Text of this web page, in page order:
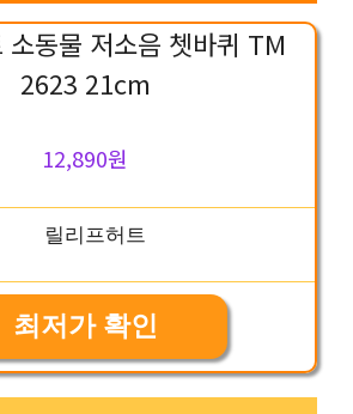
소동물 저소음 쳇바퀴 TM
2623 21cm
12,890원
최저가 확인